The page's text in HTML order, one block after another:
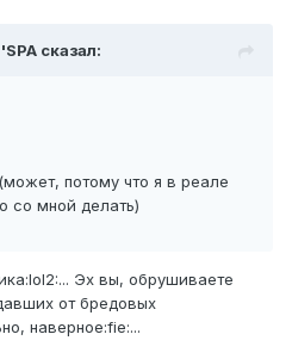
сказал:
потому что я в реале
со мной делать)
Эх вы, обрушиваете
от бредовых
наверное:fie:...